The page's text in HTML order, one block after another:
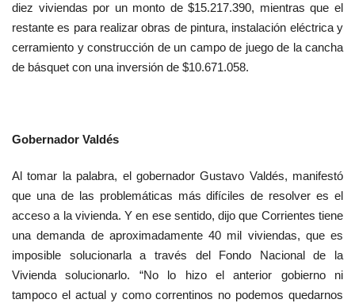
diez viviendas por un monto de $15.217.390, mientras que el
restante es para realizar obras de pintura, instalación eléctrica y
cerramiento y construcción de un campo de juego de la cancha
de básquet con una inversión de $10.671.058.
Gobernador Valdés
Al tomar la palabra, el gobernador Gustavo Valdés, manifestó
que una de las problemáticas más difíciles de resolver es el
acceso a la vivienda. Y en ese sentido, dijo que Corrientes tiene
una demanda de aproximadamente 40 mil viviendas, que es
imposible solucionarla a través del Fondo Nacional de la
Vivienda solucionarlo. “No lo hizo el anterior gobierno ni
tampoco el actual y como correntinos no podemos quedarnos